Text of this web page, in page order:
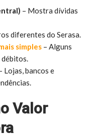
– Mostra dívidas
diferentes do Serasa.
simples – Alguns
débitos.
Lojas, bancos e
Valor